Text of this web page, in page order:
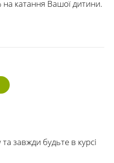
катання Вашої дитини.
завжди будьте в курсі